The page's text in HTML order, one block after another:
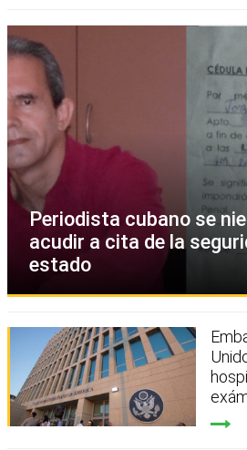
Periodista cubano se
acudir a cita de la
estado